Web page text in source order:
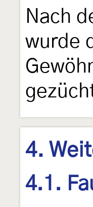
Nach
wurde
4.
4.1.